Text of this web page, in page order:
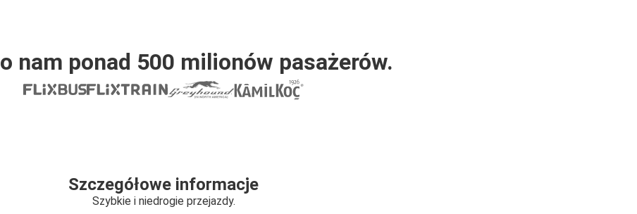
nam ponad 500 milionów pasażerów.
Szczegółowe informacje
Szybkie i niedrogie przejazdy.